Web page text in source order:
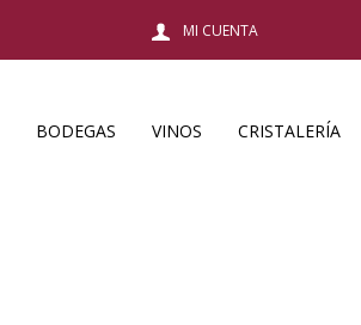
BODEGAS VINOS CRISTALERÍA